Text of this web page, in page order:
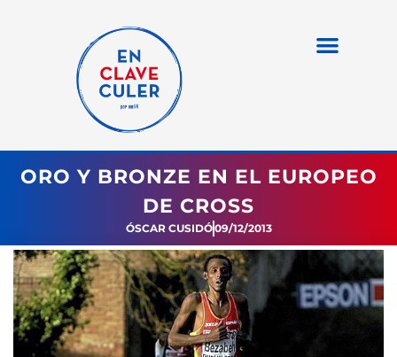
ORO Y BRONZE EN EL EUROPEO
DE CROSS
ÓSCAR CUSIDÓ09/12/2013